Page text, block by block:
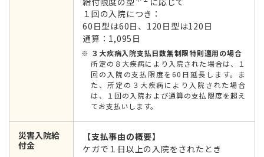
１回の入院につき：
60日型は60日、120日型は120日
通算：1,095日
３大疾病入院支払日数無制限特則適用の場合
所定の８大疾病により入院された場合は、１
回の入院の支払限度を60日延長します。ま
た、所定の３大疾病により入院された場合
は、１回の入院および通算の支払限度を超え
てお支払いします。
災害入院給
付金
【支払事由の概要】
ケガで１日以上の入院をされたとき